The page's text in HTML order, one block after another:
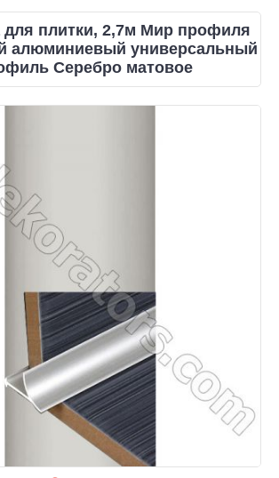
для плитки, 2,7м Мир профиля
алюминиевый универсальный
Серебро матовое